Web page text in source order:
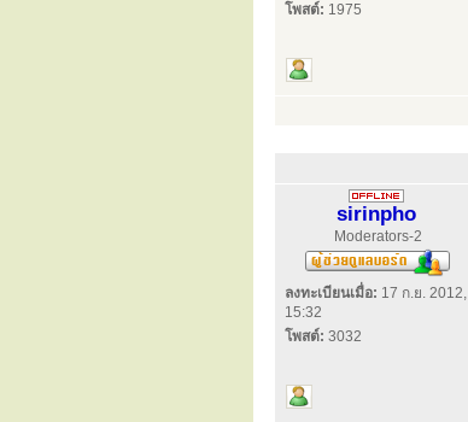
โพสต์: 1975
sirinpho
Moderators-2
ลงทะเบียนเมื่อ: 17 ก.ย. 2012,
15:32
โพสต์: 3032